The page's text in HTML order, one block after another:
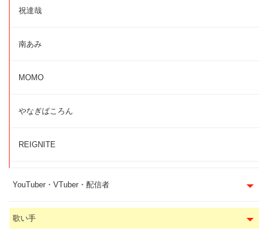
祝達哉
南あみ
MOMO
やなぎばころん
REIGNITE
YouTuber・VTuber・配信者
歌い手